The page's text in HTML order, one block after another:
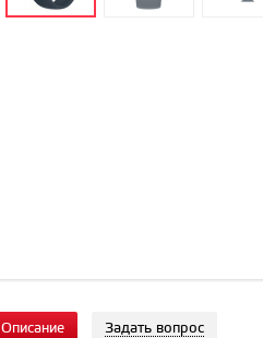
Описание Задать вопрос